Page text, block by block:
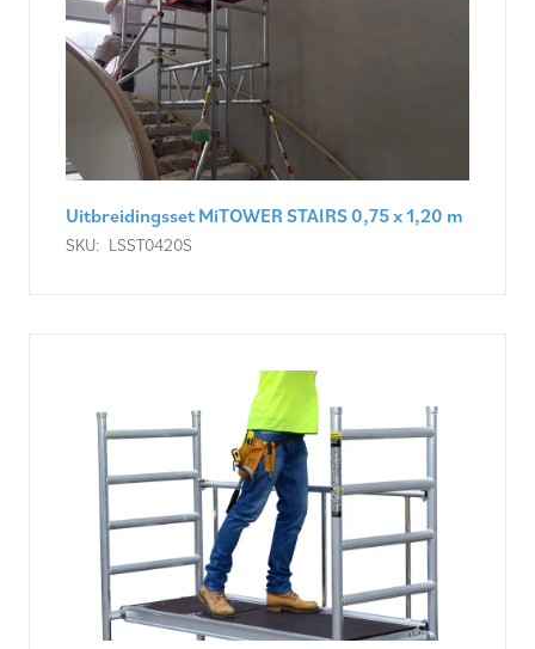
Uitbreidingsset MiTOWER STAIRS 0,75 x 1,20 m
SKU: LSST0420S